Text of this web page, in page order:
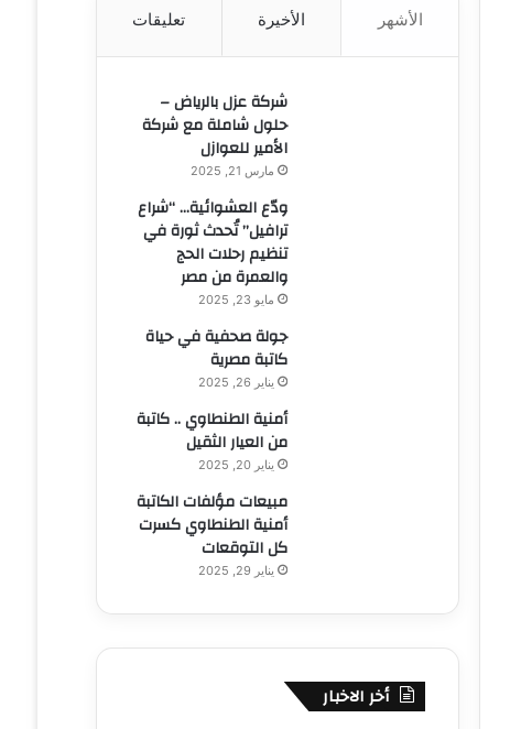
الأشهر الأخيرة تعليقات
شركة عزل بالرياض –
حلول شاملة مع شركة
الأمير للعوازل
مارس 21, 2025
ودّع العشوائية… “شراع
ترافيل” تُحدث ثورة في
تنظيم رحلات الحج
والعمرة من مصر
مايو 23, 2025
جولة صحفية في حياة
كاتبة مصرية
يناير 26, 2025
أمنية الطنطاوي .. كاتبة
من العيار الثقيل
يناير 20, 2025
مبيعات مؤلفات الكاتبة
أمنية الطنطاوي كسرت
كل التوقعات
يناير 29, 2025
أخر الاخبار